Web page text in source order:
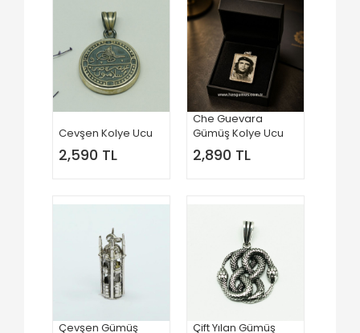
Cevşen Kolye Ucu
2,590 TL
Che Guevara
Gümüş Kolye Ucu
2,890 TL
Çevşen Gümüş
Çift Yılan Gümüş